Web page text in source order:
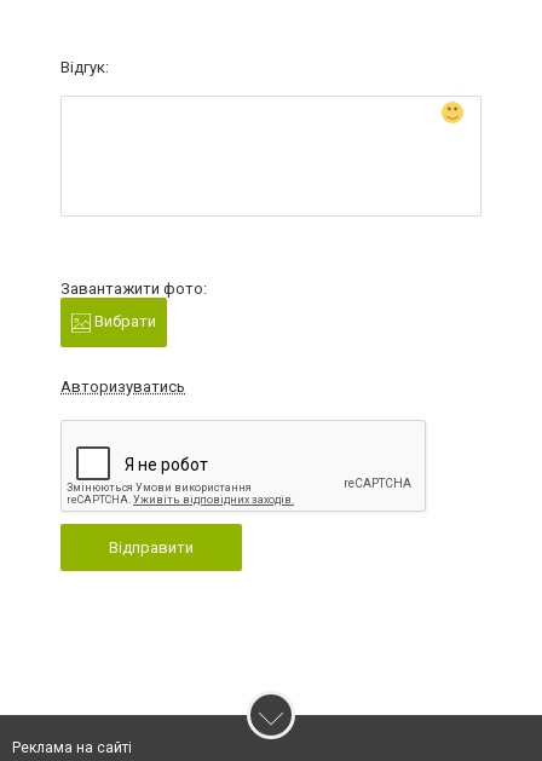
Відгук:
Завантажити фото:
Вибрати
Авторизуватись
Відправити
Реклама на сайті